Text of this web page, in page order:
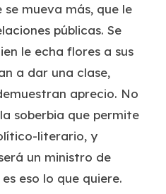
se mueva más, que le
públicas. Se
le echa flores a sus
a dar una clase,
aprecio. No
soberbia que permite
literario, y
un ministro de
eso lo que quiere.